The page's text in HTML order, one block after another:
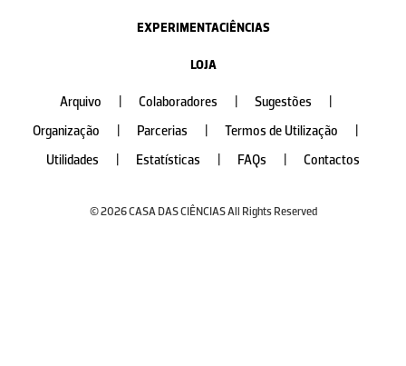
EXPERIMENTACIÊNCIAS
LOJA
Arquivo Colaboradores Sugestões
Organização
Parcerias Termos de Utilização
Utilidades
Estatísticas FAQs Contactos
© 2026 CASA DAS CIÊNCIAS All Rights Reserved